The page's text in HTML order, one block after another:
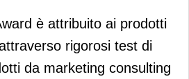
è attribuito ai prodotti
rigorosi test di
da marketing consulting